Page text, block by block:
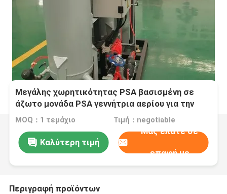
Μεγάλης χωρητικότητας PSA βασισμένη σε
άζωτο μονάδα PSA γεννήτρια αερίου για την
επεξεργασία χαλκού
MOQ：1 τεμάχιο Τιμή：negotiable
Καλύτερη τιμή
Μας ελάτε σε
επαφή με
Περιγραφή προϊόντων